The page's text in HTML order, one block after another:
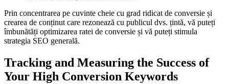
Prin concentrarea pe cuvinte cheie cu grad ridicat de conversie și
crearea de conținut care rezonează cu publicul dvs. țintă, vă puteți
îmbunătăți optimizarea ratei de conversie și vă puteți stimula
strategia SEO generală.
Tracking and Measuring the Success of
Your High Conversion Keywords